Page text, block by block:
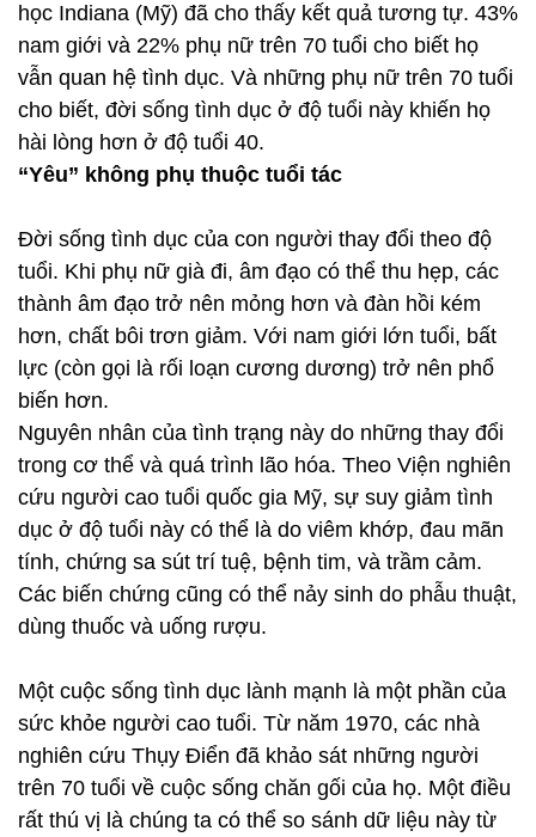
học Indiana (Mỹ) đã cho thấy kết quả tương tự. 43%
nam giới và 22% phụ nữ trên 70 tuổi cho biết họ
vẫn quan hệ tình dục. Và những phụ nữ trên 70 tuổi
cho biết, đời sống tình dục ở độ tuổi này khiến họ
hài lòng hơn ở độ tuổi 40.
“Yêu” không phụ thuộc tuổi tác
Đời sống tình dục của con người thay đổi theo độ
tuổi. Khi phụ nữ già đi, âm đạo có thể thu hẹp, các
thành âm đạo trở nên mỏng hơn và đàn hồi kém
hơn, chất bôi trơn giảm. Với nam giới lớn tuổi, bất
lực (còn gọi là rối loạn cương dương) trở nên phổ
biến hơn.
Nguyên nhân của tình trạng này do những thay đổi
trong cơ thể và quá trình lão hóa. Theo Viện nghiên
cứu người cao tuổi quốc gia Mỹ, sự suy giảm tình
dục ở độ tuổi này có thể là do viêm khớp, đau mãn
tính, chứng sa sút trí tuệ, bệnh tim, và trầm cảm.
Các biến chứng cũng có thể nảy sinh do phẫu thuật,
dùng thuốc và uống rượu.
Một cuộc sống tình dục lành mạnh là một phần của
sức khỏe người cao tuổi. Từ năm 1970, các nhà
nghiên cứu Thụy Điển đã khảo sát những người
trên 70 tuổi về cuộc sống chăn gối của họ. Một điều
rất thú vị là chúng ta có thể so sánh dữ liệu này từ